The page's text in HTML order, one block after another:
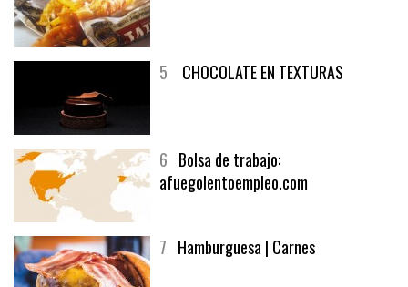
6Bolsa de trabajo: